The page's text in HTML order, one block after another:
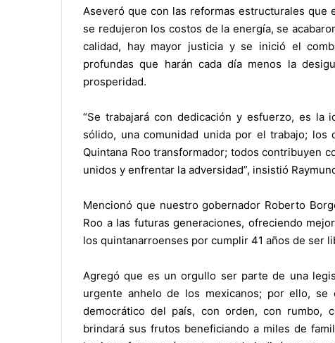
Aseveró que con las reformas estructurales que
se redujeron los costos de la energía, se
calidad, hay mayor justicia y se inició el
profundas que harán cada día menos la
prosperidad.
“Se trabajará con dedicación y esfuerzo, es la
sólido, una comunidad unida por el trabajo; los
Quintana Roo transformador; todos contribuyen
unidos y enfrentar la adversidad”, insistió
Mencionó que nuestro gobernador Roberto
Roo a las futuras generaciones, ofreciendo
los quintanarroenses por cumplir 41 años de ser
Agregó que es un orgullo ser parte de una
urgente anhelo de los mexicanos; por ello,
democrático del país, con orden, con rumbo,
brindará sus frutos beneficiando a miles de